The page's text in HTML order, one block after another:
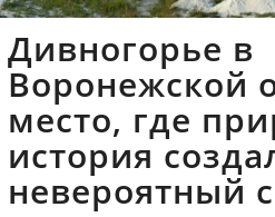
Дивногорье в
Воронежской
место, где
история
невероятный